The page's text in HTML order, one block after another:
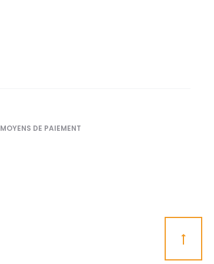
MOYENS DE PAIEMENT